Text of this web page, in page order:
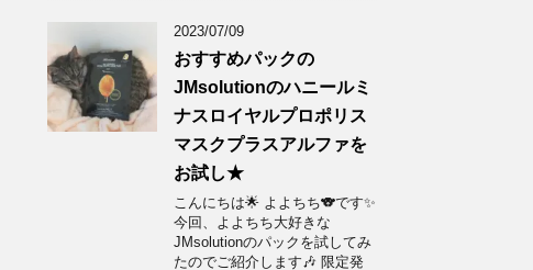
2023/07/09
おすすめパックの
JMsolutionのハニールミ
ナスロイヤルプロポリス
マスクプラスアルファを
お試し★
こんにちは🌟 よよちち🐨です✨
今回、よよちち大好きな
JMsolutionのパックを試してみ
たのでご紹介します🎶 限定発